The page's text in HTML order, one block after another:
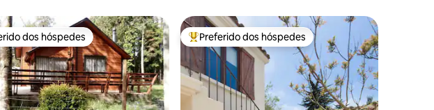
dos hóspedes
dos hóspedes Entre os melhores preferidos dos hóspedes
Preferido dos hóspedes